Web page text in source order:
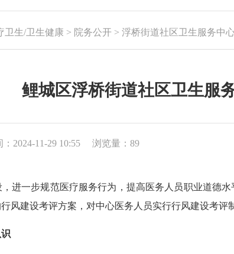
卫生/卫生健康 > 院务公开 > 浮桥街道社区卫生服务中
鲤城区浮桥街道社区卫生服
：2024-11-29 10:55 浏览量： 89
一步规范医疗服务行为，提高医务人员职业道德水
风建设考评方案，对中心医务人员实行行风建设考评